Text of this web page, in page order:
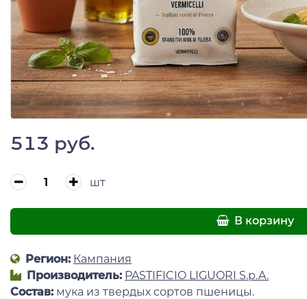
513 руб.
шт
В корзину
Регион: Кампания
Производитель: PASTIFICIO LIGUORI S.p.A.
Состав: мука из твердых сортов пшеницы.